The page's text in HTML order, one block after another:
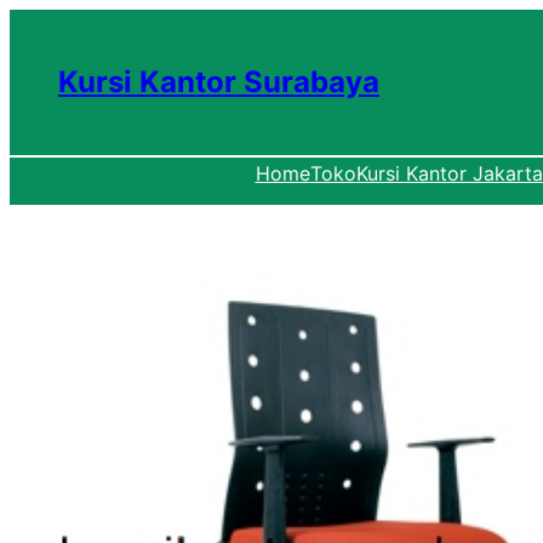
Kursi Kantor Surabaya
HomeTokoKursi Kantor Jakarta